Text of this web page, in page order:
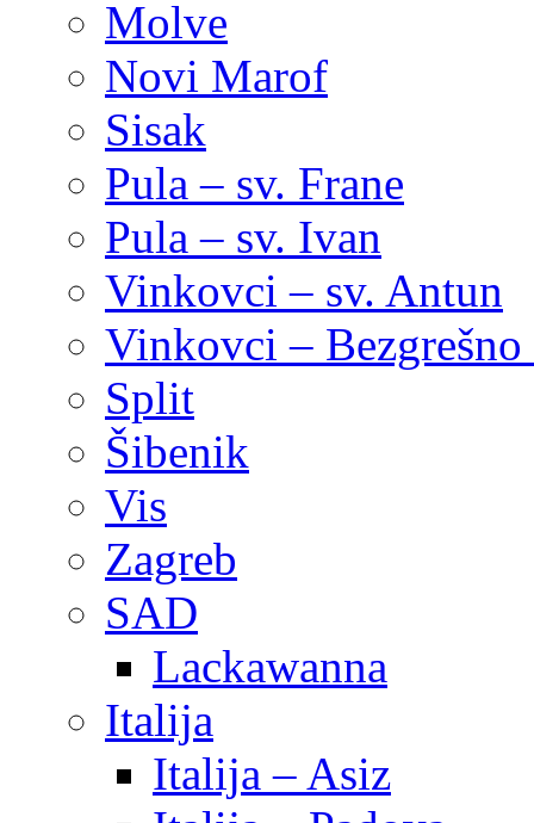
Molve
Novi Marof
Sisak
Pula – sv. Frane
Pula – sv. Ivan
Vinkovci – sv. Antun
Vinkovci –
Split
Šibenik
Vis
Zagreb
SAD
Lackawanna
Italija
Italija – Asiz